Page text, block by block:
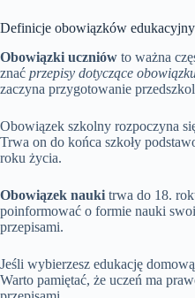
Definicje obowiązków
Obowiązki uczniów to ważna
znać przepisy dotyczące
zaczyna przygotowanie
Obowiązek szkolny rozpoczyna
Trwa on do końca szkoły
roku życia.
Obowiązek nauki trwa do 18.
poinformować o formie nauki
przepisami.
Jeśli wybierzesz edukację
Warto pamiętać, że uczeń ma